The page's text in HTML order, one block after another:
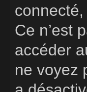
Ce n’est
accéder
ne voyez